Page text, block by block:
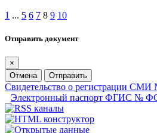
1 ... 5 6 7 8 9 10
Отправить документ
×
Отмена
Отправить
Свидетельство о регистрации
Электронный паспорт ФГИС №